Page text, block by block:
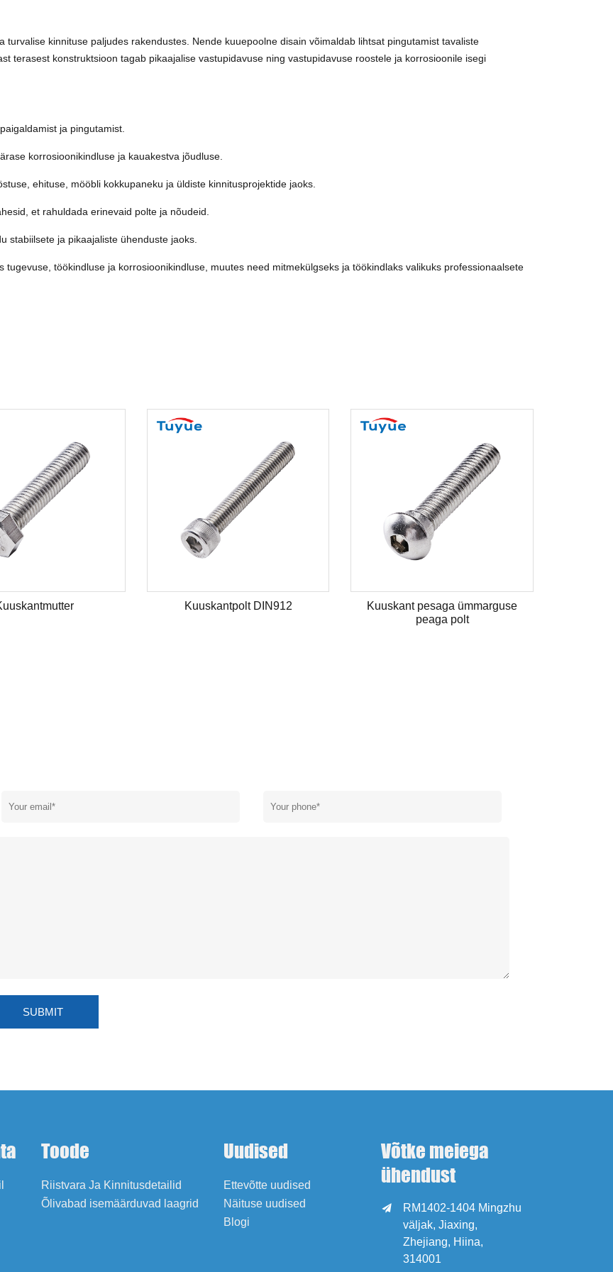
kinnituse paljudes rakendustes. Nende kuuepoolne disain võimaldab lihtsat pingutamist tavaliste
terasest konstruktsioon tagab pikaajalise vastupidavuse ning vastupidavuse roostele ja korrosioonile isegi
ja pingutamist.
korrosioonikindluse ja kauakestva jõudluse.
ehituse, mööbli kokkupaneku ja üldiste kinnitusprojektide jaoks.
et rahuldada erinevaid polte ja nõudeid.
stabiilsete ja pikaajaliste ühenduste jaoks.
töökindluse ja korrosioonikindluse, muutes need mitmekülgseks ja töökindlaks valikuks professionaalsete
Kuuskantpistikupesaga ümmarguse
Rõnga polt
Toode
Riistvara Ja Kinnitusdetailid
Õlivabad isemäärduvad laagrid
Uudised
Ettevõtte uudised
Näituse uudised
Blogi
Võtke meiega
ühendust

RM1402-1404 Mingzhu
väljak, Jiaxing,
Zhejiang, Hiina,
314001